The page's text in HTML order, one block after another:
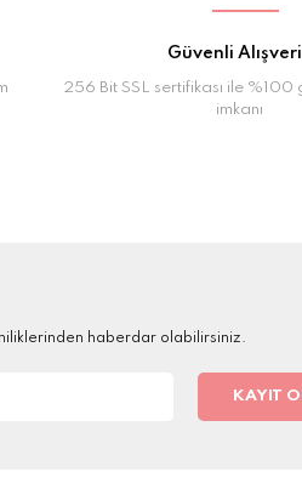
Güvenli
256 Bit SSL sertifikası ile %100
imkanı
haberdar olabilirsiniz.
KAYIT